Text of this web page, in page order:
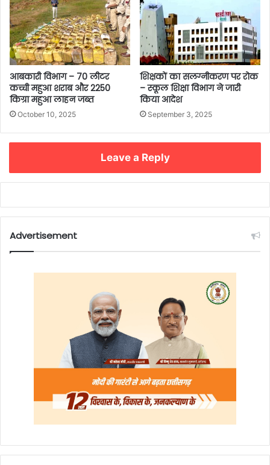
आबकारी विभाग – 70 लीटर
कच्ची महुआ शराब और 2250
किग्रा महुआ लाहन जब्त
October 10, 2025
शिक्षकों का सलग्नीकरण पर रोक
– स्कूल शिक्षा विभाग ने जारी
किया आदेश
September 3, 2025
Leave a Reply
Advertisement